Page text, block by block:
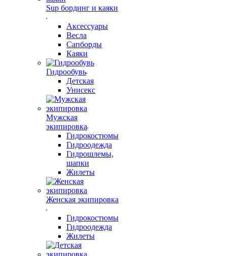
Sup бординг и каяки
Аксессуары
Весла
Сапборды
Каяки
Гидрообувь
Детская
Унисекс
Мужская
экипировка
Гидрокостюмы
Гидроодежда
Гидрошлемы,
шапки
Жилеты
Женская экипировка
Гидрокостюмы
Гидроодежда
Жилеты